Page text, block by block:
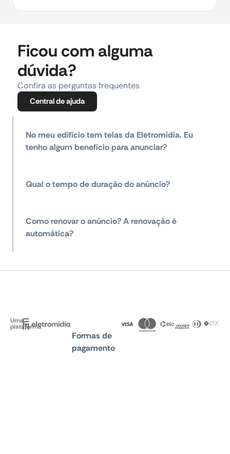
Ficou com alguma
dúvida?
Confira as perguntas frequentes
Central de ajuda
No meu edifício tem telas da Eletromidia. Eu
tenho algum benefício para anunciar?
Qual o tempo de duração do anúncio?
Como renovar o anúncio? A renovação é
automática?
Uma
plataforma
Formas de
pagamento